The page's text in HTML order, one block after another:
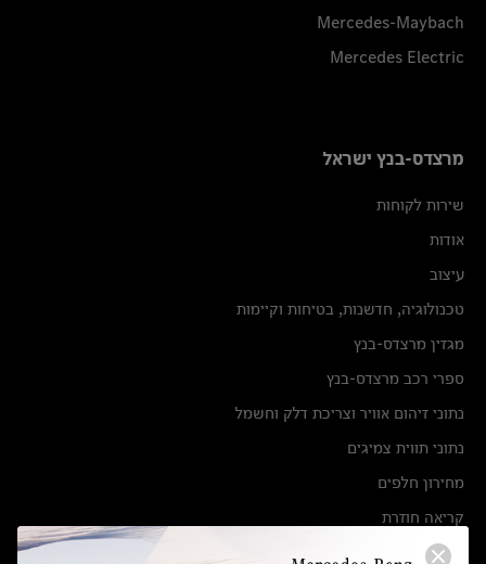
Mercedes-Maybach
Mercedes Electric
מרצדס-בנץ ישראל
שירות לקוחות
אודות
עיצוב
טכנולוגיה, חדשנות, בטיחות וקיימות
מגזין מרצדס-בנץ
ספרי רכב מרצדס-בנץ
נתוני זיהום אוויר וצריכת דלק וחשמל
נתוני תווית צמיגים
מחירון חלפים
קריאה חוזרת
הודעה על הטבות לרכבי מרצדס בהסדר פשרה בתצ 56447-02-19